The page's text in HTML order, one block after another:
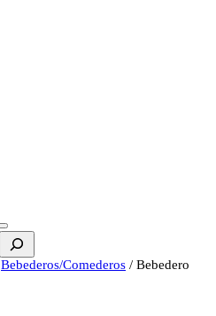
Bebederos/Comederos / Bebedero